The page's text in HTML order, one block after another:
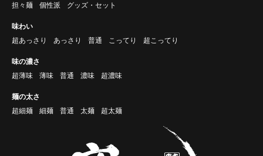
担々麺
個性派 グッズ・セット
味わい
超あっさり
あっさり 普通 こってり 超こってり
味の濃さ
超薄味
薄味 普通 濃味 超濃味
麺の太さ
超細麺
細麺 普通 太麺 超太麺